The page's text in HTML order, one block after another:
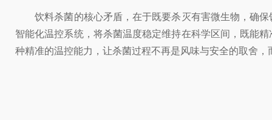
饮料杀菌的核心矛盾，在于既要杀灭有害微生物，确保
智能化温控系统，将杀菌温度稳定维持在科学区间，既能
种精准的温控能力，让杀菌过程不再是风味与安全的取舍